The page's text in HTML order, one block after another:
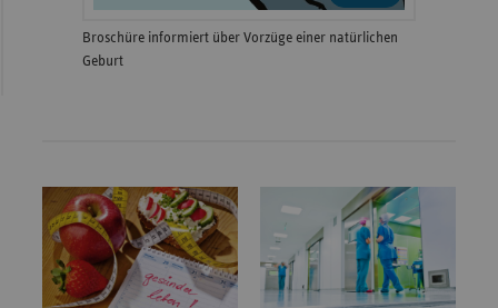
Broschüre informiert über Vorzüge einer natürlichen
Geburt